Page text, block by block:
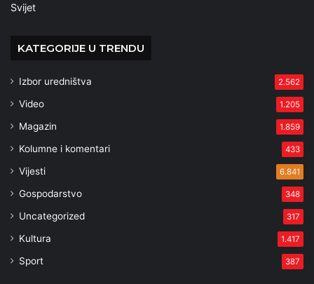
Svijet
KATEGORIJE U TRENDU
Izbor uredništva 2.562
Video 1.205
Magazin 1.859
Kolumne i komentari 433
Vijesti 6.841
Gospodarstvo 348
Uncategorized 317
Kultura 1.417
Sport 387